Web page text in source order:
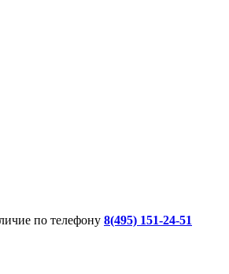
по телефону 8(495) 151-24-51